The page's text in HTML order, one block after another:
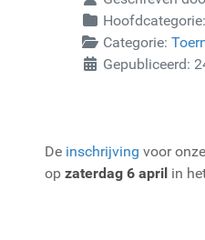
Hoofdcategorie:
Categorie:
Gepubliceerd:
De inschrijving voor
op zaterdag 6 april in